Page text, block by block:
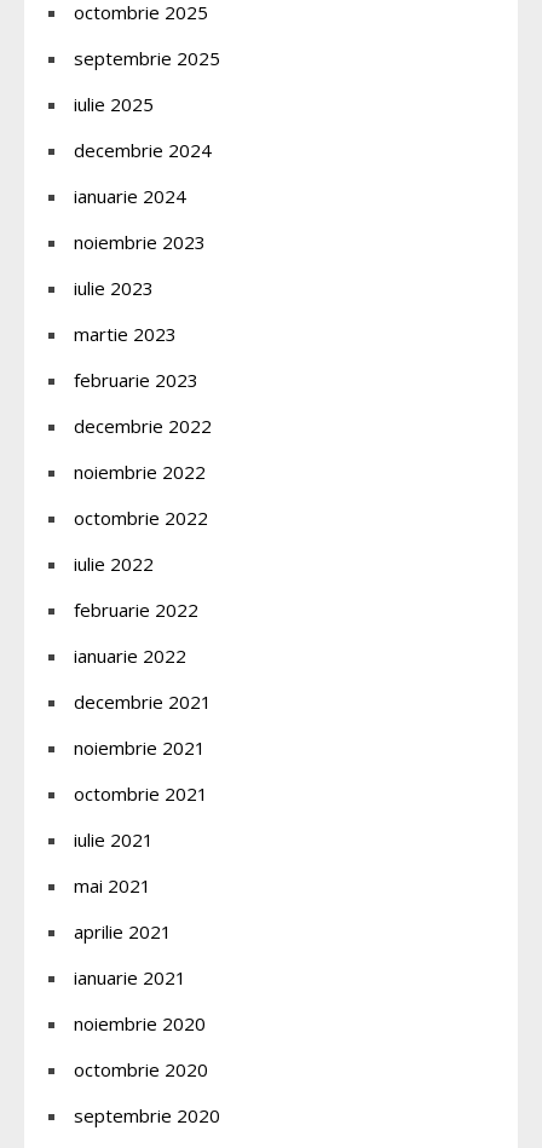
octombrie 2025
septembrie 2025
iulie 2025
decembrie 2024
ianuarie 2024
noiembrie 2023
iulie 2023
martie 2023
februarie 2023
decembrie 2022
noiembrie 2022
octombrie 2022
iulie 2022
februarie 2022
ianuarie 2022
decembrie 2021
noiembrie 2021
octombrie 2021
iulie 2021
mai 2021
aprilie 2021
ianuarie 2021
noiembrie 2020
octombrie 2020
septembrie 2020